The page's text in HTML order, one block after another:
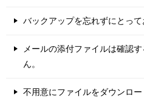
バックアップを忘れずにとって
メールの添付ファイルは確認
ん。
不用意にファイルをダウンロー